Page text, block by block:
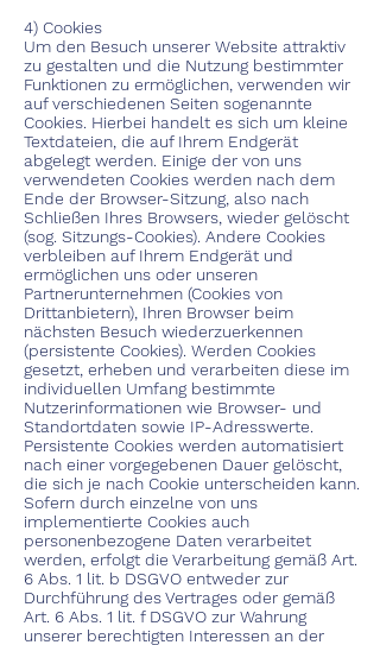
4) Cookies
Um den Besuch unserer Website attraktiv
zu gestalten und die Nutzung bestimmter
Funktionen zu ermöglichen, verwenden wir
auf verschiedenen Seiten sogenannte
Cookies. Hierbei handelt es sich um kleine
Textdateien, die auf Ihrem Endgerät
abgelegt werden. Einige der von uns
verwendeten Cookies werden nach dem
Ende der Browser-Sitzung, also nach
Schließen Ihres Browsers, wieder gelöscht
(sog. Sitzungs-Cookies). Andere Cookies
verbleiben auf Ihrem Endgerät und
ermöglichen uns oder unseren
Partnerunternehmen (Cookies von
Drittanbietern), Ihren Browser beim
nächsten Besuch wiederzuerkennen
(persistente Cookies). Werden Cookies
gesetzt, erheben und verarbeiten diese im
individuellen Umfang bestimmte
Nutzerinformationen wie Browser- und
Standortdaten sowie IP-Adresswerte.
Persistente Cookies werden automatisiert
nach einer vorgegebenen Dauer gelöscht,
die sich je nach Cookie unterscheiden kann.
Sofern durch einzelne von uns
implementierte Cookies auch
personenbezogene Daten verarbeitet
werden, erfolgt die Verarbeitung gemäß Art.
6 Abs. 1 lit. b DSGVO entweder zur
Durchführung des Vertrages oder gemäß
Art. 6 Abs. 1 lit. f DSGVO zur Wahrung
unserer berechtigten Interessen an der